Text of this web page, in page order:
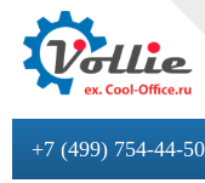
+7 (499) 754-44-50